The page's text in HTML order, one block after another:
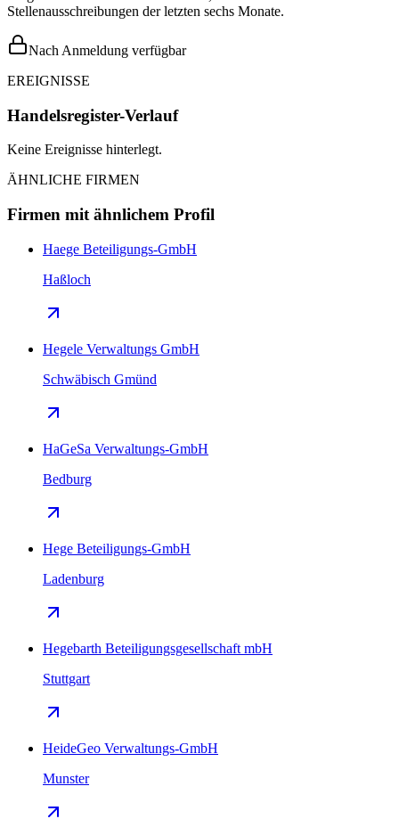
Stellenausschreibungen der letzten sechs Monate.
Nach Anmeldung verfügbar
EREIGNISSE
Handelsregister-Verlauf
Keine Ereignisse hinterlegt.
ÄHNLICHE FIRMEN
Firmen mit ähnlichem Profil
Haege Beteiligungs-GmbH
Haßloch
Hegele Verwaltungs GmbH
Schwäbisch Gmünd
HaGeSa Verwaltungs-GmbH
Bedburg
Hege Beteiligungs-GmbH
Ladenburg
Hegebarth Beteiligungsgesellschaft mbH
Stuttgart
HeideGeo Verwaltungs-GmbH
Munster